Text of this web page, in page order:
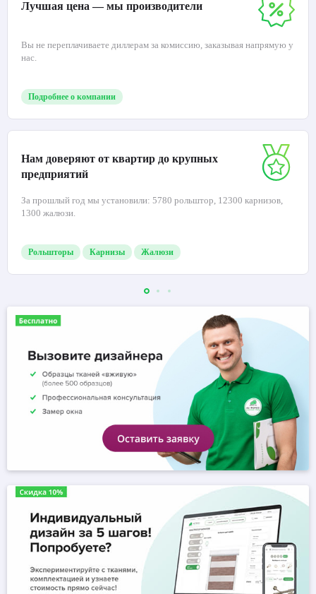
Лучшая цена — мы производители
Вы не переплачиваете диллерам за комиссию, заказывая напрямую у
нас.
Подробнее о компании
Нам доверяют от квартир до крупных
предприятий
За прошлый год мы установили: 5780 рольштор, 12300 карнизов,
1300 жалюзи.
Рольшторы Карнизы Жалюзи